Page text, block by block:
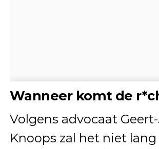
Wanneer komt de
Volgens advocaat
Knoops zal het niet